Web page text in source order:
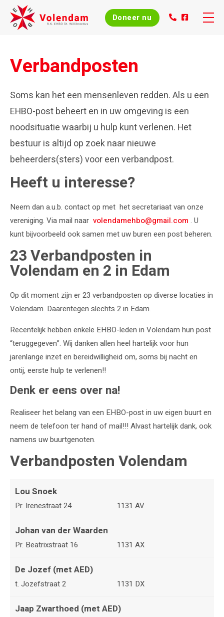
content
Evenementen
Nieuws
Sponsoren
Contact
Doneer nu
Verbandposten
Soms kan het een mensenleven redden. Als u een
EHBO-post beheert en in uw omgeving is een
noodsituatie waarbij u hulp kunt verlenen. Het
bestuur is altijd op zoek naar nieuwe
beheerders(sters) voor een verbandpost.
Heeft u interesse?
Neem dan a.u.b. contact op met het secretariaat van onze
vereniging. Via mail naar volendamehbo@gmail.com . U
kunt bijvoorbeeld ook samen met uw buren een post beheren.
23 Verbandposten in
Volendam en 2 in Edam
Op dit moment zijn er 23 verbandposten op diverse locaties in
Volendam. Daarentegen slechts 2 in Edam.
Recentelijk hebben enkele EHBO-leden in Volendam hun post
“teruggegeven”. Wij danken allen heel hartelijk voor hun
jarenlange inzet en bereidwilligheid om, soms bij nacht en
ontij, eerste hulp te verlenen!!
Denk er eens over na!
Realiseer het belang van een EHBO-post in uw eigen buurt en
neem de telefoon ter hand of mail!!! Alvast hartelijk dank, ook
namens uw buurtgenoten.
Verbandposten Volendam
Lou Snoek
Pr. Irenestraat 24 1131 AV
Johan van der Waarden
Pr. Beatrixstraat 16 1131 AX
De Jozef (met AED)
t. Jozefstraat 2 1131 DX
Jaap Zwarthoed (met AED)